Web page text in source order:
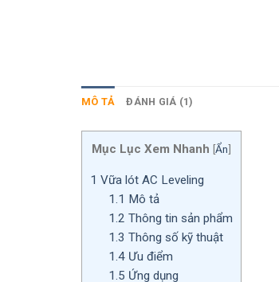
MÔ TẢ ĐÁNH GIÁ (1)
Mục Lục Xem Nhanh [Ẩn]
1 Vữa lót AC Leveling
1.1 Mô tả
1.2 Thông tin sản phẩm
1.3 Thông số kỹ thuật
1.4Ưu điểm
1.5 Ứng dụng